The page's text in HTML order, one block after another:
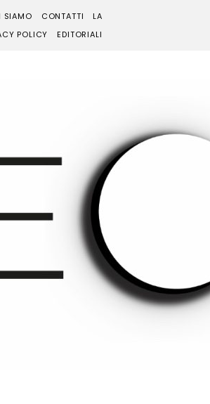
SIAMO CONTATTI
LA
POLICY EDITORIALI